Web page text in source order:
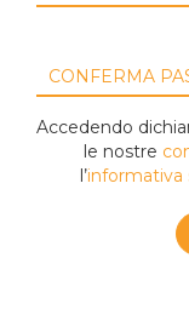
CONFERMA
Accedendo
le nostre
l’informativa